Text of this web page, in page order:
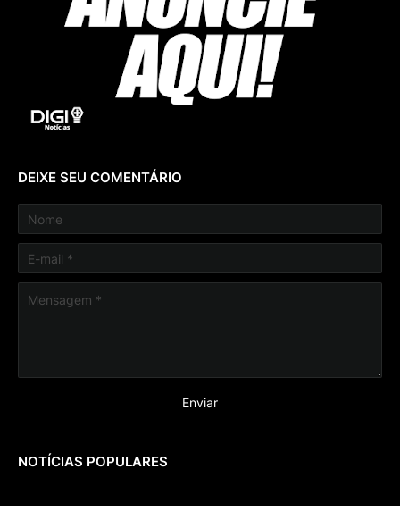
DEIXE SEU COMENTÁRIO
NOTÍCIAS POPULARES